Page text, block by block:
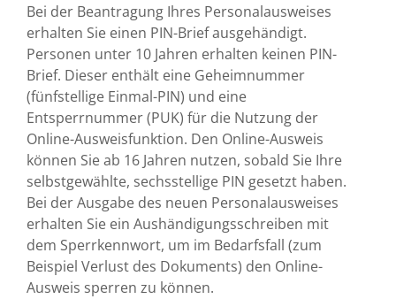
Bei der Beantragung Ihres Personalausweises
erhalten Sie einen PIN-Briefausgehändigt.
Personen unter 10 Jahren erhalten keinen PIN-
Brief. Dieser enthält eine Geheimnummer
(fünfstellige Einmal-PIN) und eine
Entsperrnummer (PUK) für die Nutzung der
Online-Ausweisfunktion. Den Online-Ausweis
können Sie ab 16 Jahren nutzen, sobald Sie Ihre
selbstgewählte, sechsstellige PIN gesetzt haben.
Bei der Ausgabe des neuen Personalausweises
erhalten Sie ein Aushändigungsschreiben mit
dem Sperrkennwort, um im Bedarfsfall (zum
Beispiel Verlust des Dokuments) den Online-
Ausweis sperren zu können.